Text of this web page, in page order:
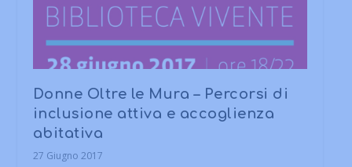
Donne Oltre le Mura – Percorsi di
inclusione attiva e accoglienza
abitativa
27 Giugno 2017